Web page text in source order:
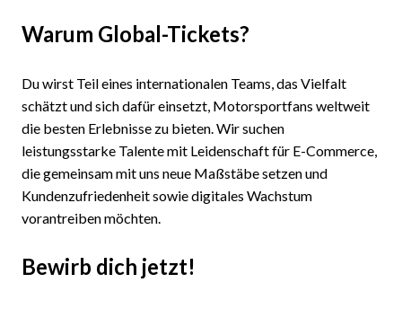
Warum Global-Tickets?
Du wirst Teil eines internationalen Teams, das Vielfalt
schätzt und sich dafür einsetzt, Motorsportfans weltweit
die besten Erlebnisse zu bieten. Wir suchen
leistungsstarke Talente mit Leidenschaft für E-Commerce,
die gemeinsam mit uns neue Maßstäbe setzen und
Kundenzufriedenheit sowie digitales Wachstum
vorantreiben möchten.
Bewirb dich jetzt!